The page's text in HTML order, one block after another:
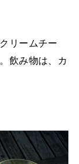
リームチー
飲み物は、カ